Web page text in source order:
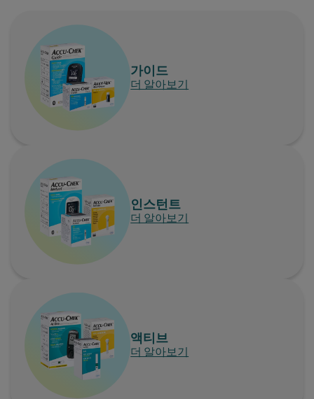
가이드
더 알아보기
인스턴트
더 알아보기
액티브
더 알아보기